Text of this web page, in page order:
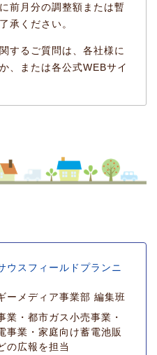
前月分の調整額または暫
承ください。
するご質問は、各社様に
、または各公式WEBサイ
ウスフィールドプランニ
ーメディア事業部 編集班
業・都市ガス小売事業・
事業・家庭向け蓄電池販
の広報を担当